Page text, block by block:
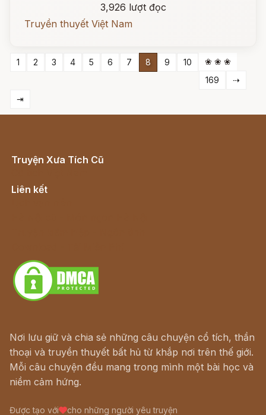
3,926 lượt đọc
Truyền thuyết Việt Nam
1 2 3 4 5 6 7 8 9 10
❀ ❀ ❀
169
⇢
⇥
Truyện Xưa Tích Cũ
Liên kết
Nơi lưu giữ và chia sẻ những câu chuyện cổ tích, thần
thoại và truyền thuyết bất hủ từ khắp nơi trên thế giới.
Mỗi câu chuyện đều mang trong mình một bài học và
niềm cảm hứng.
Được tạo với cho những người yêu truyện